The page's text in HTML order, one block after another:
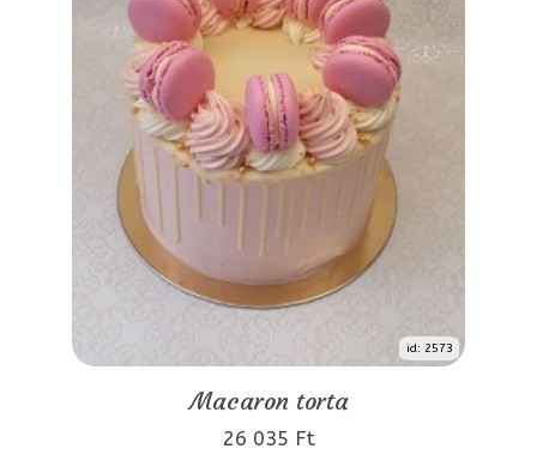
id: 2573
Macaron torta
26 035 Ft